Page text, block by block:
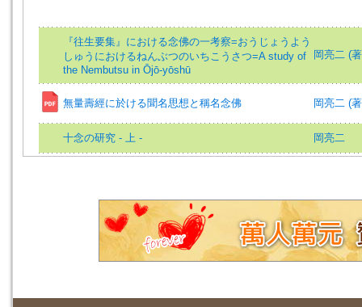
『往生要集』における念佛の一考察=おうじょうよう
しゅうにおけるねんぶつのいちこうさつ=A study of
the Nembutsu in Ōjō-yōshū
岡亮二 (
無量壽經に於ける聞名思想と稱名念佛 岡亮二 (
十念の研究 - 上 - 岡亮二